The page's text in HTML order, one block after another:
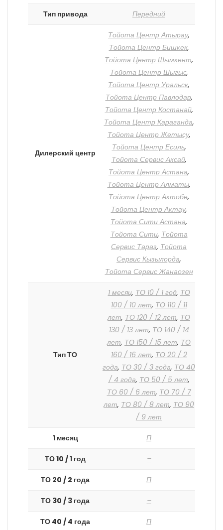
Тип привода Передний
Дилерский центр
Тойота Центр Атырау,
Тойота Центр Бишкек,
Тойота Центр Шымкент,
Тойота Центр Шыгыс,
Тойота Центр Уральск,
Тойота Центр Павлодар,
Тойота Центр Костанай,
Тойота Центр Караганда,
Тойота Центр Жетысу,
Тойота Центр Есиль,
Тойота Сервис Аксай,
Тойота Центр Астана,
Тойота Центр Алматы,
Тойота Центр Актобе,
Тойота Центр Актау,
Тойота Сити Астана,
Тойота Сити, Тойота
Сервис Тараз, Тойота
Сервис Кызылорда,
Тойота Сервис Жанаозен
Тип ТО
1 месяц, ТО 10 / 1 год, ТО
100 / 10 лет, ТО 110 / 11
лет, ТО 120 / 12 лет, ТО
130 / 13 лет, ТО 140 / 14
лет, ТО 150 / 15 лет, ТО
160 / 16 лет, ТО 20 / 2
года, ТО 30 / 3 года, ТО 40
/ 4 года, ТО 50 / 5 лет,
ТО 60 / 6 лет, ТО 70 / 7
лет, ТО 80 / 8 лет, ТО 90
/ 9 лет
1 месяц П
ТО 10 / 1 год –
ТО 20 / 2 года П
ТО 30 / 3 года –
ТО 40 / 4 года П